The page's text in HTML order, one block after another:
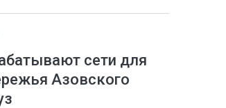
сети для
Азовского